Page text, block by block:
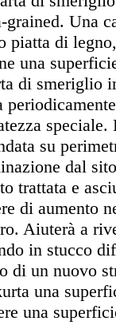
grained. Una
piatta di
una
di smeriglio
speciale.
su
dal
trattata e
di aumento
Aiuterà a
in stucco
di un nuovo
una
una